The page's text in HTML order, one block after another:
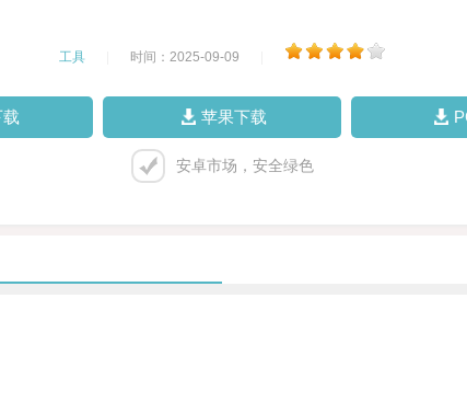
工具 时间：2025-09-09
苹果下载
安卓市场，安全绿色